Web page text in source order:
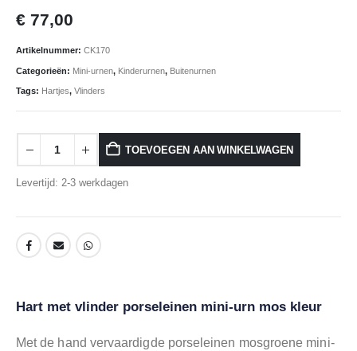
€ 77,00
Artikelnummer: CK170
Categorieën: Mini-urnen, Kinderurnen, Buitenurnen
Tags: Hartjes, Vlinders
TOEVOEGEN AAN WINKELWAGEN
Levertijd: 2-3 werkdagen
Hart met vlinder porseleinen mini-urn mos kleur
Met de hand vervaardigde porseleinen mosgroene mini-